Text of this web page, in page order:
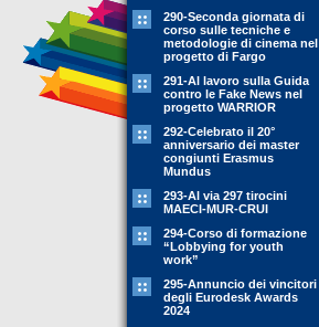
290-Seconda giornata di
corso sulle tecniche e
metodologie di cinema nel
progetto di Fargo
291-Al lavoro sulla Guida
contro le Fake News nel
progetto WARRIOR
292-Celebrato il 20°
anniversario dei master
congiunti Erasmus
Mundus
293-Al via 297 tirocini
MAECI-MUR-CRUI
294-Corso di formazione
“Lobbying for youth
work”
295-Annuncio dei vincitori
degli Eurodesk Awards
2024